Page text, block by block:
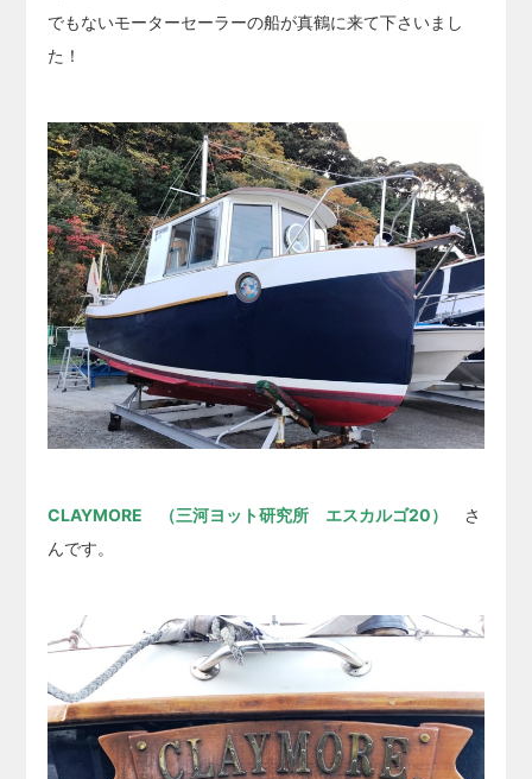
でもないモーターセーラーの船が真鶴に来て下さいまし
た！
CLAYMORE （三河ヨット研究所 エスカルゴ20）
さ
んです。